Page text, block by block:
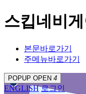
스킵네비
본문바로가기
주메뉴바로가기
POPUP OPEN 4
ENGLISH 로그인